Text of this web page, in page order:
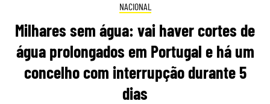
NACIONAL
Milhares sem água: vai haver cortes de
água prolongados em Portugal e há um
concelho com interrupção durante 5
dias